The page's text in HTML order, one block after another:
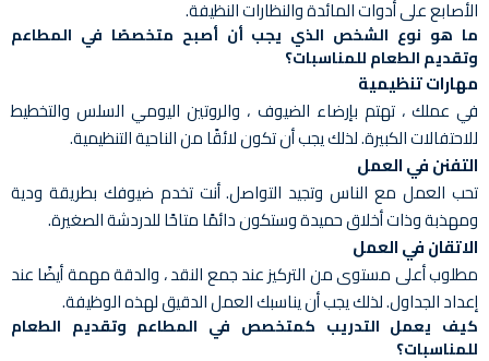
الأصابع على أدوات المائدة والنظارات النظيفة.
ما هو نوع الشخص الذي يجب أن أصبح متخصصًا في المطاعم
وتقديم الطعام للمناسبات؟
مهارات تنظيمية
في عملك ، تهتم بإرضاء الضيوف ، والروتين اليومي السلس والتخطيط
للاحتفالات الكبيرة. لذلك يجب أن تكون لائقًا من الناحية التنظيمية.
التفنن في العمل
تحب العمل مع الناس وتجيد التواصل. أنت تخدم ضيوفك بطريقة ودية
ومهذبة وذات أخلاق حميدة وستكون دائمًا متاحًا للدردشة الصغيرة.
الاتقان في العمل
مطلوب أعلى مستوى من التركيز عند جمع النقد ، والدقة مهمة أيضًا عند
إعداد الجداول. لذلك يجب أن يناسبك العمل الدقيق لهذه الوظيفة.
كيف يعمل التدريب كمتخصص في المطاعم وتقديم الطعام
للمناسبات؟